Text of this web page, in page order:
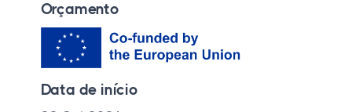
Orçamento
Data de início